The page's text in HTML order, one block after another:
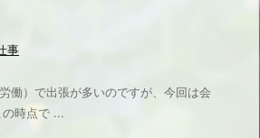
事
働）で出張が多いのですが、今回は会
時点で ...